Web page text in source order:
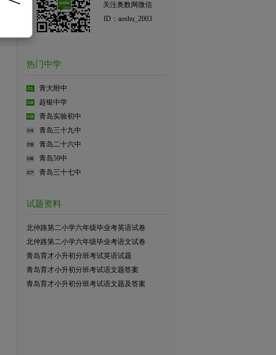
关注奥数网微信
ID：aoshu_2003
热门中学
青大附中
超银中学
青岛实验初中
青岛三十九中
青岛二十六中
青岛59中
青岛三十七中
试题资料
北仲路第二小学六年级毕业考英语试卷
北仲路第二小学六年级毕业考语文试卷
青岛育才小升初分班考试英语试题
青岛育才小升初分班考试语文题答案
青岛育才小升初分班考试语文题及答案